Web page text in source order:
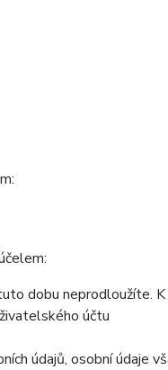
dobu neprodloužíte.
účtu
údajů, osobní údaje